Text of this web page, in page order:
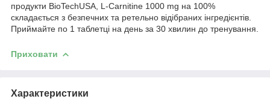
продукти BioTechUSA, L-Carnitine 1000 mg на 100%
складається з безпечних та ретельно відібраних інгредієнтів.
Приймайте по 1 таблетці на день за 30 хвилин до тренування.
Приховати
Характеристики